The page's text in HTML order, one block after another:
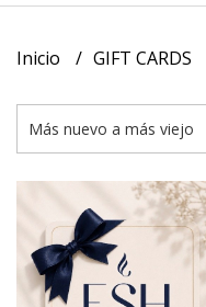
Inicio GIFT CARDS